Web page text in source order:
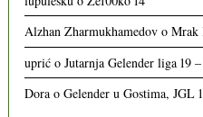
Alzhan Zharmukhamedov oMrak
uprić oJutarnja Gelender liga 19
Dora oGelender u Gostima, JGL